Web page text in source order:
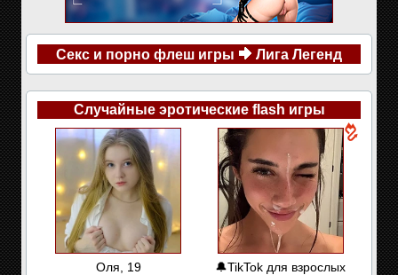
Секс и порно флеш игры Лига Легенд
Случайные эротические flash игры
Оля, 19 🔔TikTok для взрослых